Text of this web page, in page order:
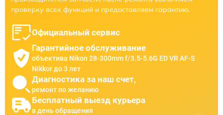
проверку всех функций и предоставляем гарантию.
Официальный сервис
Гарантийное обслуживание
объектива Nikon 28-300mm f/3.5-5.6G ED VR AF-S
Nikkor до 3 лет
Диагностика за наш счет,
ремонт по желанию
Бесплатный выезд курьера
в день обращения